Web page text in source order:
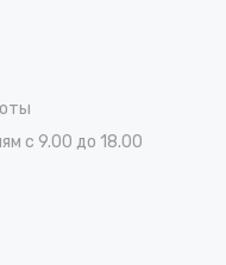
с 9.00 до 18.00